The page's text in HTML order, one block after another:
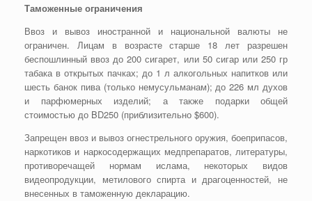
Таможенные ограничения
Ввоз и вывоз иностранной и национальной валюты не
ограничен. Лицам в возрасте старше 18 лет разрешен
беспошлинный ввоз до 200 сигарет, или 50 сигар или 250 гр
табака в открытых пачках; до 1 л алкогольных напитков или
шесть банок пива (только немусульманам); до 226 мл духов
и парфюмерных изделий; а также подарки общей
стоимостью до BD250 (приблизительно $600).
Запрещен ввоз и вывоз огнестрельного оружия, боеприпасов,
наркотиков и наркосодержащих медпрепаратов, литературы,
противоречащей нормам ислама, некоторых видов
видеопродукции, метилового спирта и драгоценностей, не
внесенных в таможенную декларацию.